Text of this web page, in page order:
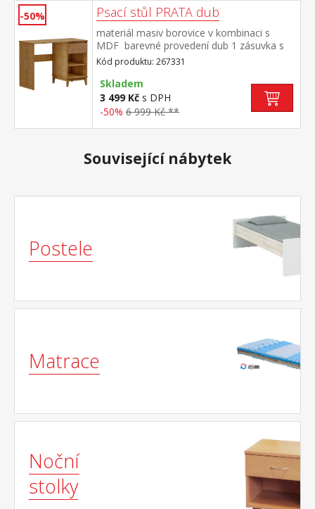
-50% Psací stůl PRATA dub
materiál masiv borovice v kombinaci s
MDF barevné provedení dub 1 zásuvka s
kovovými pojezdy 1 police
Kód produktu: 267331
Skladem
3 499 Kč s DPH
-50% 6 999 Kč **
Související nábytek
Postele
Matrace
Noční
stolky